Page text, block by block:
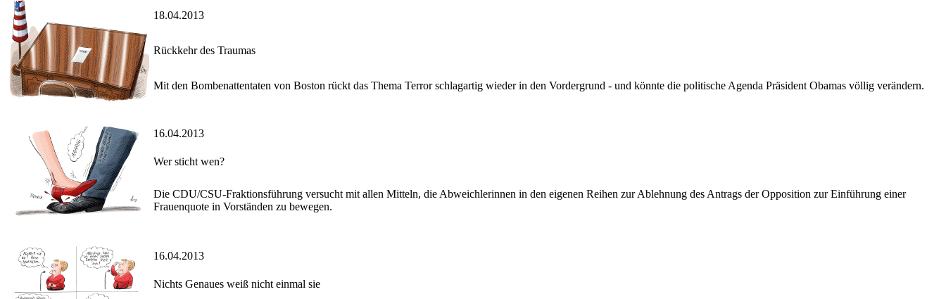
18.04.2013
Rückkehr des Traumas
Mit den Bombenattentaten von Boston rückt das Thema Terror schlagartig wieder in den Vordergrund - und könnte die politische Agenda Präsident Obamas völlig verändern.
16.04.2013
Wer sticht wen?
Die CDU/CSU-Fraktionsführung versucht mit allen Mitteln, die Abweichlerinnen in den eigenen Reihen zur Ablehnung des Antrags der Opposition zur Einführung einer
Frauenquote in Vorständen zu bewegen.
16.04.2013
Nichts Genaues weiß nicht einmal sie